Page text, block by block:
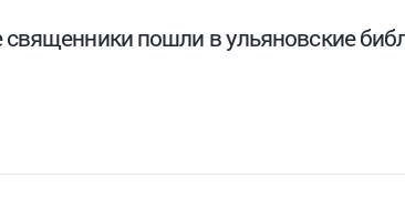
пошли в ульяновские